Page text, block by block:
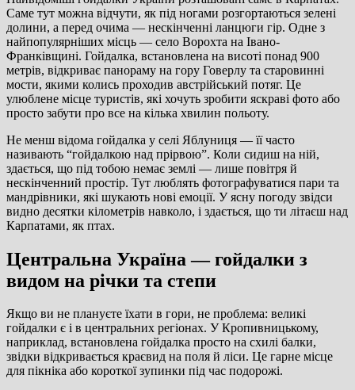
Саме тут можна відчути, як під ногами розгортаються зелені
долини, а перед очима — нескінченні ланцюги гір. Одне з
найпопулярніших місць — село Ворохта на Івано-
Франківщині. Гойдалка, встановлена на висоті понад 900
метрів, відкриває панораму на гору Говерлу та старовинні
мости, якими колись проходив австрійський потяг. Це
улюблене місце туристів, які хочуть зробити яскраві фото або
просто забути про все на кілька хвилин польоту.
Не менш відома гойдалка у селі Яблуниця — її часто
називають “гойдалкою над прірвою”. Коли сидиш на ній,
здається, що під тобою немає землі — лише повітря й
нескінченний простір. Тут люблять фотографуватися пари та
мандрівники, які шукають нові емоції. У ясну погоду звідси
видно десятки кілометрів навколо, і здається, що ти літаєш над
Карпатами, як птах.
Центральна Україна — гойдалки з
видом на річки та степи
Якщо ви не плануєте їхати в гори, не проблема: великі
гойдалки є і в центральних регіонах. У Кропивницькому,
наприклад, встановлена гойдалка просто на схилі балки,
звідки відкривається краєвид на поля й ліси. Це гарне місце
для пікніка або короткої зупинки під час подорожі.